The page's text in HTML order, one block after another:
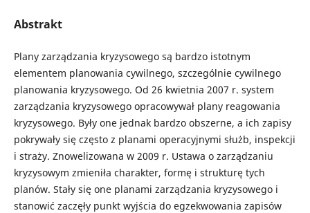
Abstrakt
Plany zarządzania kryzysowego są bardzo istotnym
elementem planowania cywilnego, szczególnie cywilnego
planowania kryzysowego. Od 26 kwietnia 2007 r. system
zarządzania kryzysowego opracowywał plany reagowania
kryzysowego. Były one jednak bardzo obszerne, a ich zapisy
pokrywały się często z planami operacyjnymi służb, inspekcji
i straży. Znowelizowana w 2009 r. Ustawa o zarządzaniu
kryzysowym zmieniła charakter, formę i strukturę tych
planów. Stały się one planami zarządzania kryzysowego i
stanowić zaczęły punkt wyjścia do egzekwowania zapisów